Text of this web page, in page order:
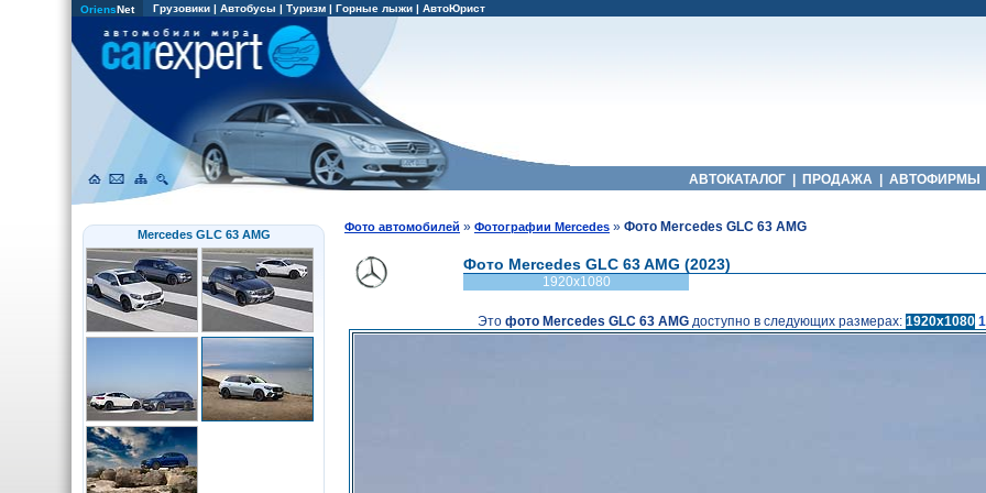
OriensNet Грузовики | Автобусы | Туризм | Горные лыжи | АвтоЮрист
АВТОКАТАЛОГ ПРОДАЖА АВТОФИРМЫ
Mercedes GLC 63 AMG
Фото автомобилей » Фотографии Mercedes » Фото Mercedes GLC 63 AMG
Фото Mercedes GLC 63 AMG (2023)
1920x1080
Это фото Mercedes GLC 63 AMGдоступно в следующих размерах: 1920x1080